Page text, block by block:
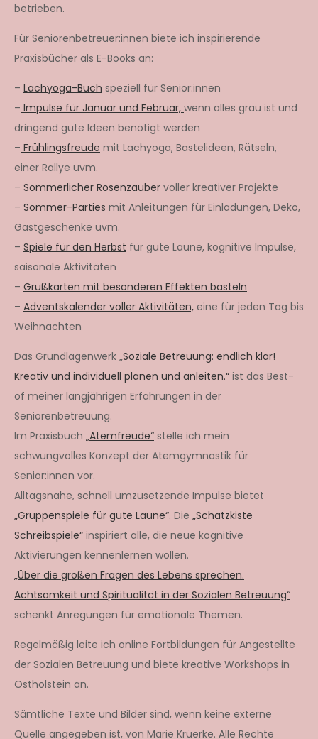
betrieben.
Für Seniorenbetreuer:innen biete ich inspirierende
Praxisbücher als E-Books an:
– Lachyoga-Buch speziell für Senior:innen
– Impulse für Januar und Februar, wenn alles grau ist und
dringend gute Ideen benötigt werden
– Frühlingsfreude mit Lachyoga, Bastelideen, Rätseln,
einer Rallye uvm.
– Sommerlicher Rosenzauber voller kreativer Projekte
– Sommer-Parties mit Anleitungen für Einladungen, Deko,
Gastgeschenke uvm.
– Spiele für den Herbst für gute Laune, kognitive Impulse,
saisonale Aktivitäten
– Grußkarten mit besonderen Effekten basteln
– Adventskalender voller Aktivitäten, eine für jeden Tag bis
Weihnachten
Das Grundlagenwerk „Soziale Betreuung: endlich klar!
Kreativ und individuell planen und anleiten.“ ist das Best-
of meiner langjährigen Erfahrungen in der
Seniorenbetreuung.
Im Praxisbuch „Atemfreude“ stelle ich mein
schwungvolles Konzept der Atemgymnastik für
Senior:innen vor.
Alltagsnahe, schnell umzusetzende Impulse bietet
„Gruppenspiele für gute Laune“. Die „Schatzkiste
Schreibspiele“ inspiriert alle, die neue kognitive
Aktivierungen kennenlernen wollen.
„Über die großen Fragen des Lebens sprechen.
Achtsamkeit und Spiritualität in der Sozialen Betreuung“
schenkt Anregungen für emotionale Themen.
Regelmäßig leite ich online Fortbildungen für Angestellte
der Sozialen Betreuung und biete kreative Workshops in
Ostholstein an.
Sämtliche Texte und Bilder sind, wenn keine externe
Quelle angegeben ist, von Marie Krüerke. Alle Rechte